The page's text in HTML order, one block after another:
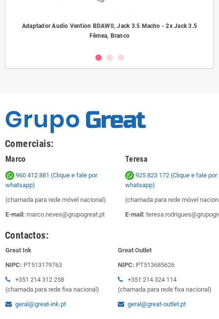
Adaptador Audio Vention BDAW0, Jack 3.5 Macho - 2x Jack 3.5
Fêmea, Branco
Comerciais:
Marco Teresa
960 412 881 (Clique e fale por
whatsapp)
(chamada para rede móvel nacional)
E-mail: marco.neves@grupogreat.pt
925 823 172 (Clique e fale por
whatsapp)
(chamada para rede móvel
E-mail:
Contactos:
Great Ink
NIPC: PT513179763
+351 214 312 258
(chamada para rede fixa nacional)
geral@great-ink.pt
Great Outlet
NIPC: PT513685626
+351 214 324 114
(chamada para rede fixa nacional)
geral@great-outlet.pt